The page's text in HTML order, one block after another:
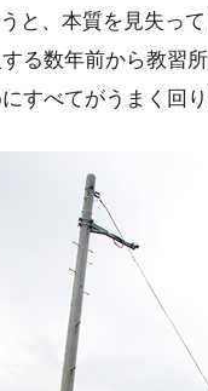
と、本質を見失っ
る数年前から教習
すべてがうまく回り